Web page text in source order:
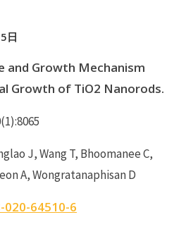
日
and Growth Mechanism
Growth of TiO2 Nanorods.
J, Wang T, Bhoomanee C,
A, Wongratanaphisan D
020-64510-6